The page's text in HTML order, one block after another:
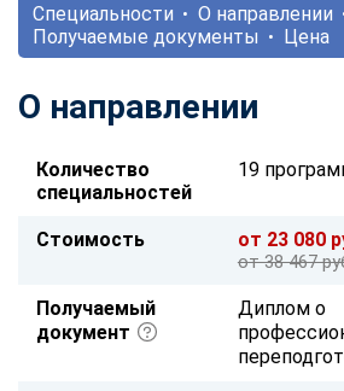
Специальности
О направлении
Получаемые документы
Цена
О направлении
Количество
специальностей
19
Стоимость от 23 080
от 38 467
Получаемый
документ
Диплом о